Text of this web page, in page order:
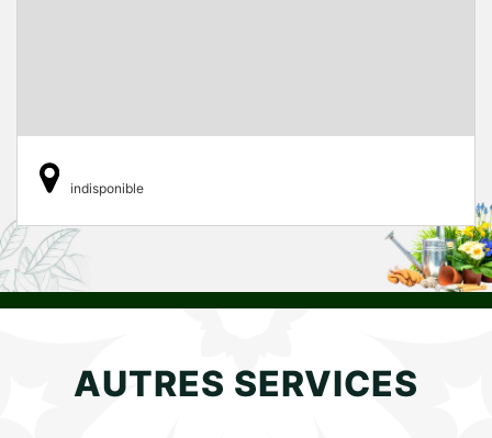
indisponible
AUTRES SERVICES